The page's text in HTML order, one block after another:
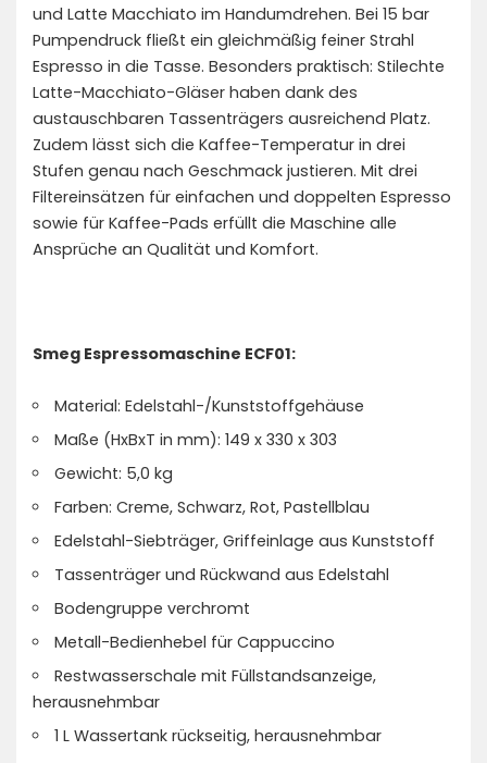
und Latte Macchiato im Handumdrehen. Bei 15 bar
Pumpendruck fließt ein gleichmäßig feiner Strahl
Espresso in die Tasse. Besonders praktisch: Stilechte
Latte-Macchiato-Gläser haben dank des
austauschbaren Tassenträgers ausreichend Platz.
Zudem lässt sich die Kaffee-Temperatur in drei
Stufen genau nach Geschmack justieren. Mit drei
Filtereinsätzen für einfachen und doppelten Espresso
sowie für Kaffee-Pads erfüllt die Maschine alle
Ansprüche an Qualität und Komfort.
Smeg Espressomaschine ECF01:
Material: Edelstahl-/Kunststoffgehäuse
Maße (HxBxT in mm): 149 x 330 x 303
Gewicht: 5,0 kg
Farben: Creme, Schwarz, Rot, Pastellblau
Edelstahl-Siebträger, Griffeinlage aus Kunststoff
Tassenträger und Rückwand aus Edelstahl
Bodengruppe verchromt
Metall-Bedienhebel für Cappuccino
Restwasserschale mit Füllstandsanzeige,
herausnehmbar
1 L Wassertank rückseitig, herausnehmbar